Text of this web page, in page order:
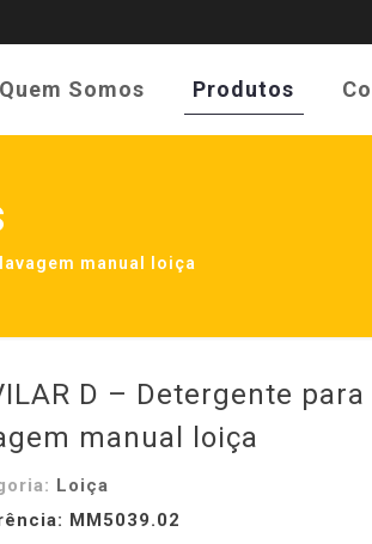
Quem Somos Produtos
manual loiça
D – Detergente para
manual loiça
Loiça
MM5039.02